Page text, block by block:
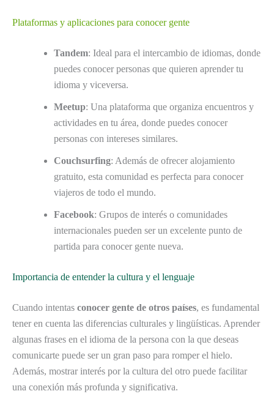
Plataformas y aplicaciones para conocer gente
Tandem: Ideal para el intercambio de idiomas, donde
puedes conocer personas que quieren aprender tu
idioma y viceversa.
Meetup: Una plataforma que organiza encuentros y
actividades en tu área, donde puedes conocer
personas con intereses similares.
Couchsurfing: Además de ofrecer alojamiento
gratuito, esta comunidad es perfecta para conocer
viajeros de todo el mundo.
Facebook: Grupos de interés o comunidades
internacionales pueden ser un excelente punto de
partida para conocer gente nueva.
Importancia de entender la cultura y el lenguaje
Cuando intentas conocer gente de otros países, es fundamental
tener en cuenta las diferencias culturales y lingüísticas. Aprender
algunas frases en el idioma de la persona con la que deseas
comunicarte puede ser un gran paso para romper el hielo.
Además, mostrar interés por la cultura del otro puede facilitar
una conexión más profunda y significativa.